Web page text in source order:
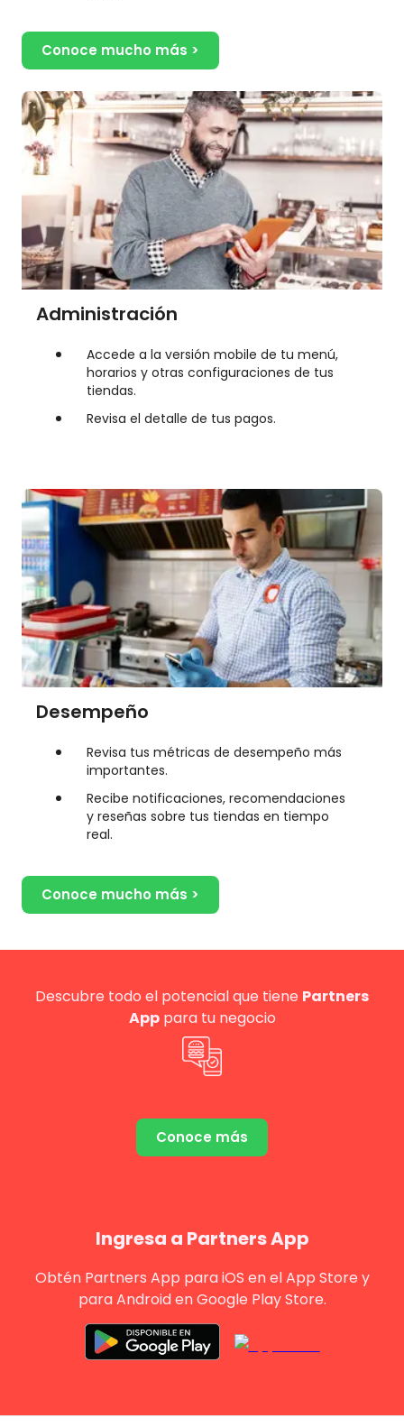
Conoce mucho más >
Administración
Accede a la versión mobile de tu menú,
horarios y otras configuraciones de tus
tiendas.
Revisa el detalle de tus pagos.
Desempeño
Revisa tus métricas de desempeño más
importantes.
Recibe notificaciones, recomendaciones
y reseñas sobre tus tiendas en tiempo
real.
Conoce mucho más >
Descubre todo el potencial que tiene Partners
Apppara tu negocio
Conoce más
Ingresa a Partners App
Obtén Partners App para iOS en el App Store y
para Android en Google Play Store.